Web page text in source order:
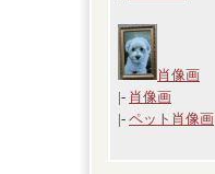
肖像画
|- 肖像画
|- ペット肖像画